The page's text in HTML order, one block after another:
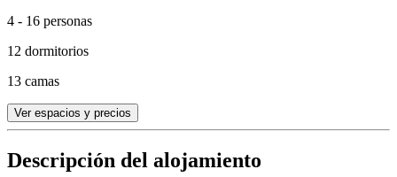
4 - 16 personas
12 dormitorios
13 camas
Ver espacios y precios
Descripción del alojamiento